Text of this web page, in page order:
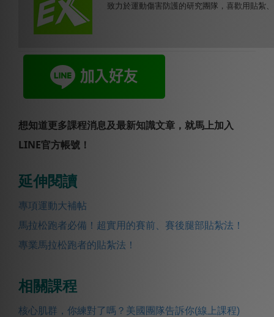
致力於運動傷害防護的研究團隊，喜歡用貼紮
想知道更多課程消息及最新知識文章，就馬上加入
LINE官方帳號！
延伸閱讀
專項運動大補帖
馬拉松跑者必備！超實用的賽前、賽後腿部貼紮法！
專業馬拉松跑者的貼紮法！
相關課程
核心肌群，你練對了嗎？美國團隊告訴你(線上課程)